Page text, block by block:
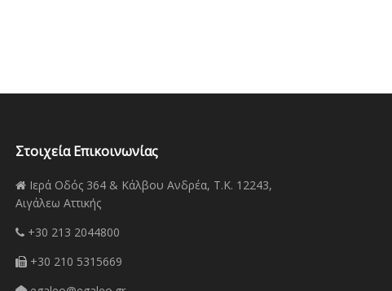
Στοιχεία Επικοινωνίας
Ιερά Οδός 364 & Κάλβου Ανδρέα, Τ.Κ. 12243,
Αιγάλεω Αττικής
+30 213 2044800
+30 210 5315669